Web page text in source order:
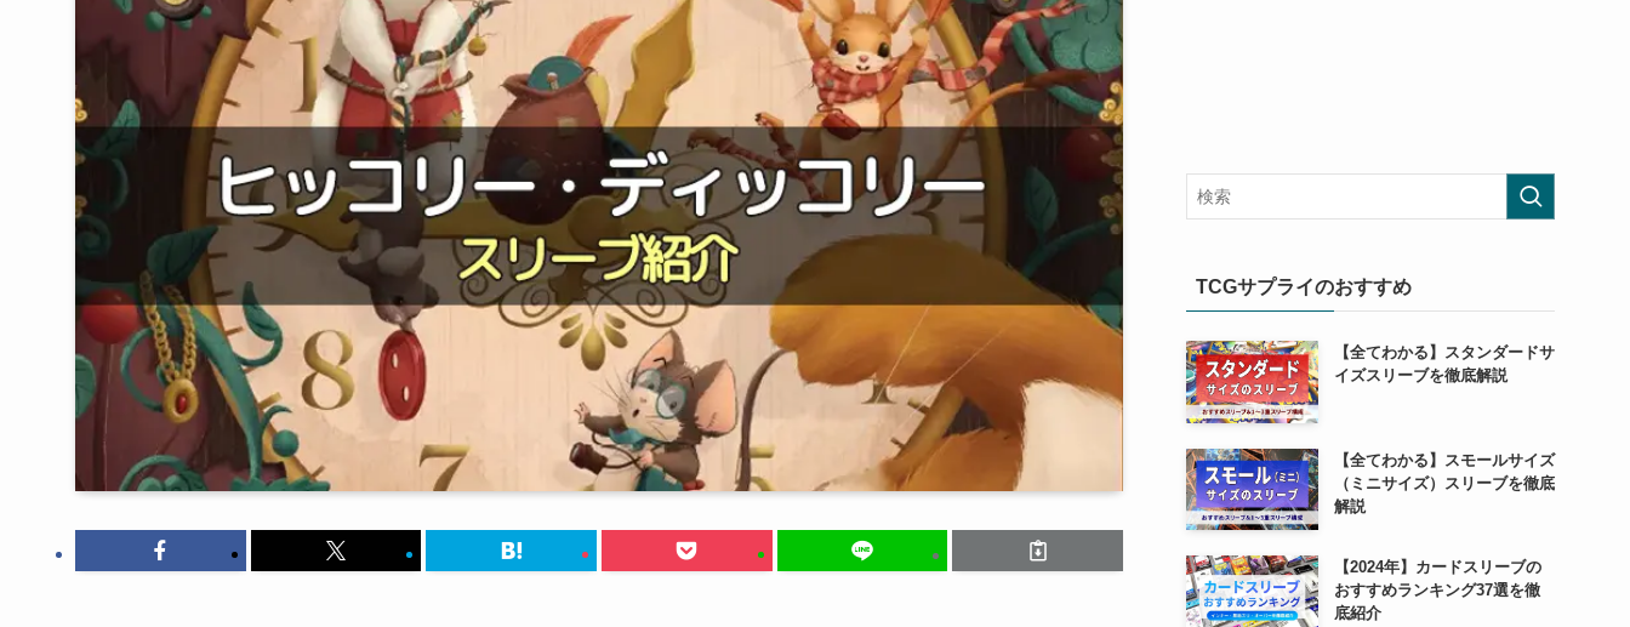
TCGサプライのおすすめ
【全てわかる】スタンダードサ
イズスリーブを徹底解説
【全てわかる】スモールサイズ
（ミニサイズ）スリーブを徹底
解説
【2024年】カードスリーブの
おすすめランキング37選を徹
底紹介